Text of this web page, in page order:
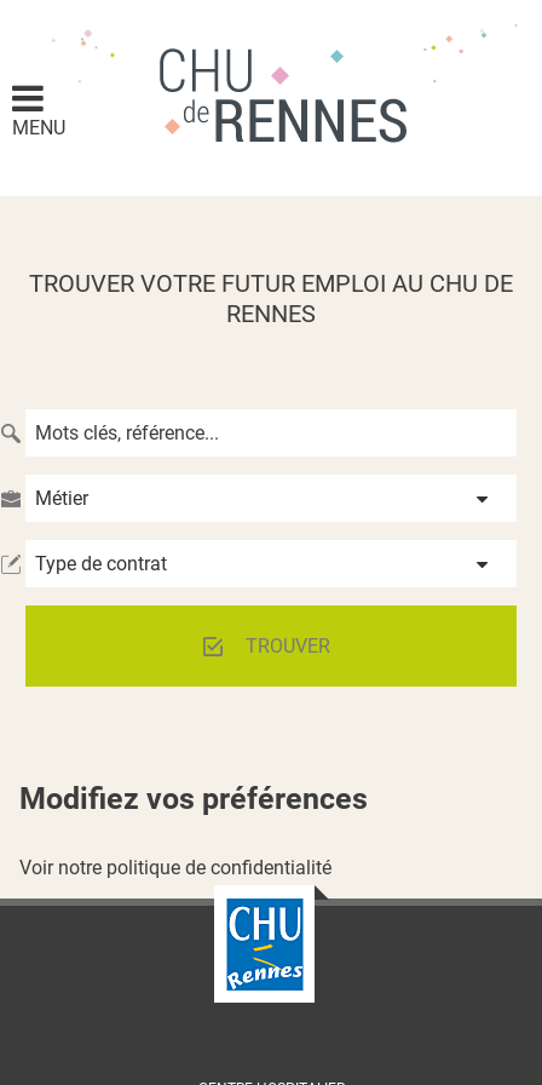
MENU
TROUVER VOTRE FUTUR EMPLOI AU CHU DE
RENNES
Métier
Type de contrat
TROUVER
Modifiez vos préférences
Voir notre politique de confidentialité